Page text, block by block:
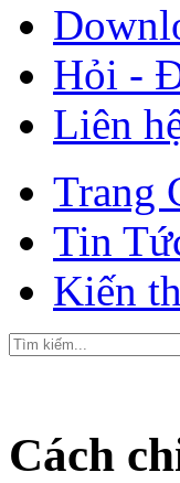
Hỏi -
Liên
Trang
Tin
Kiến
Cách